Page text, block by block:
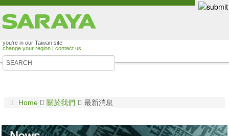
you're in our Taiwan site
change your region | contact us
Home 關於我們 最新消息